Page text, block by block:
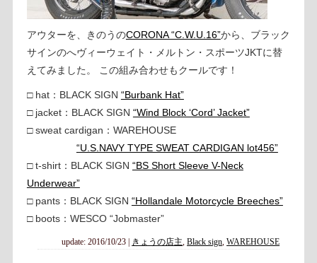
アウターを、きのうのCORONA “C.W.U.16”から、ブラック
サインのへヴィーウェイト・メルトン・スポーツJKTに替
えてみました。 この組み合わせもクールです！
□ hat：BLACK SIGN “Burbank Hat”
□ jacket：BLACK SIGN “Wind Block ‘Cord’ Jacket”
□ sweat cardigan：WAREHOUSE
“U.S.NAVY TYPE SWEAT CARDIGAN lot456”
□ t-shirt：BLACK SIGN “BS Short Sleeve V-Neck
Underwear”
□ pants：BLACK SIGN “Hollandale Motorcycle Breeches”
□ boots：WESCO “Jobmaster”
update: 2016/10/23 | きょうの店主 ,Black sign ,WAREHOUSE